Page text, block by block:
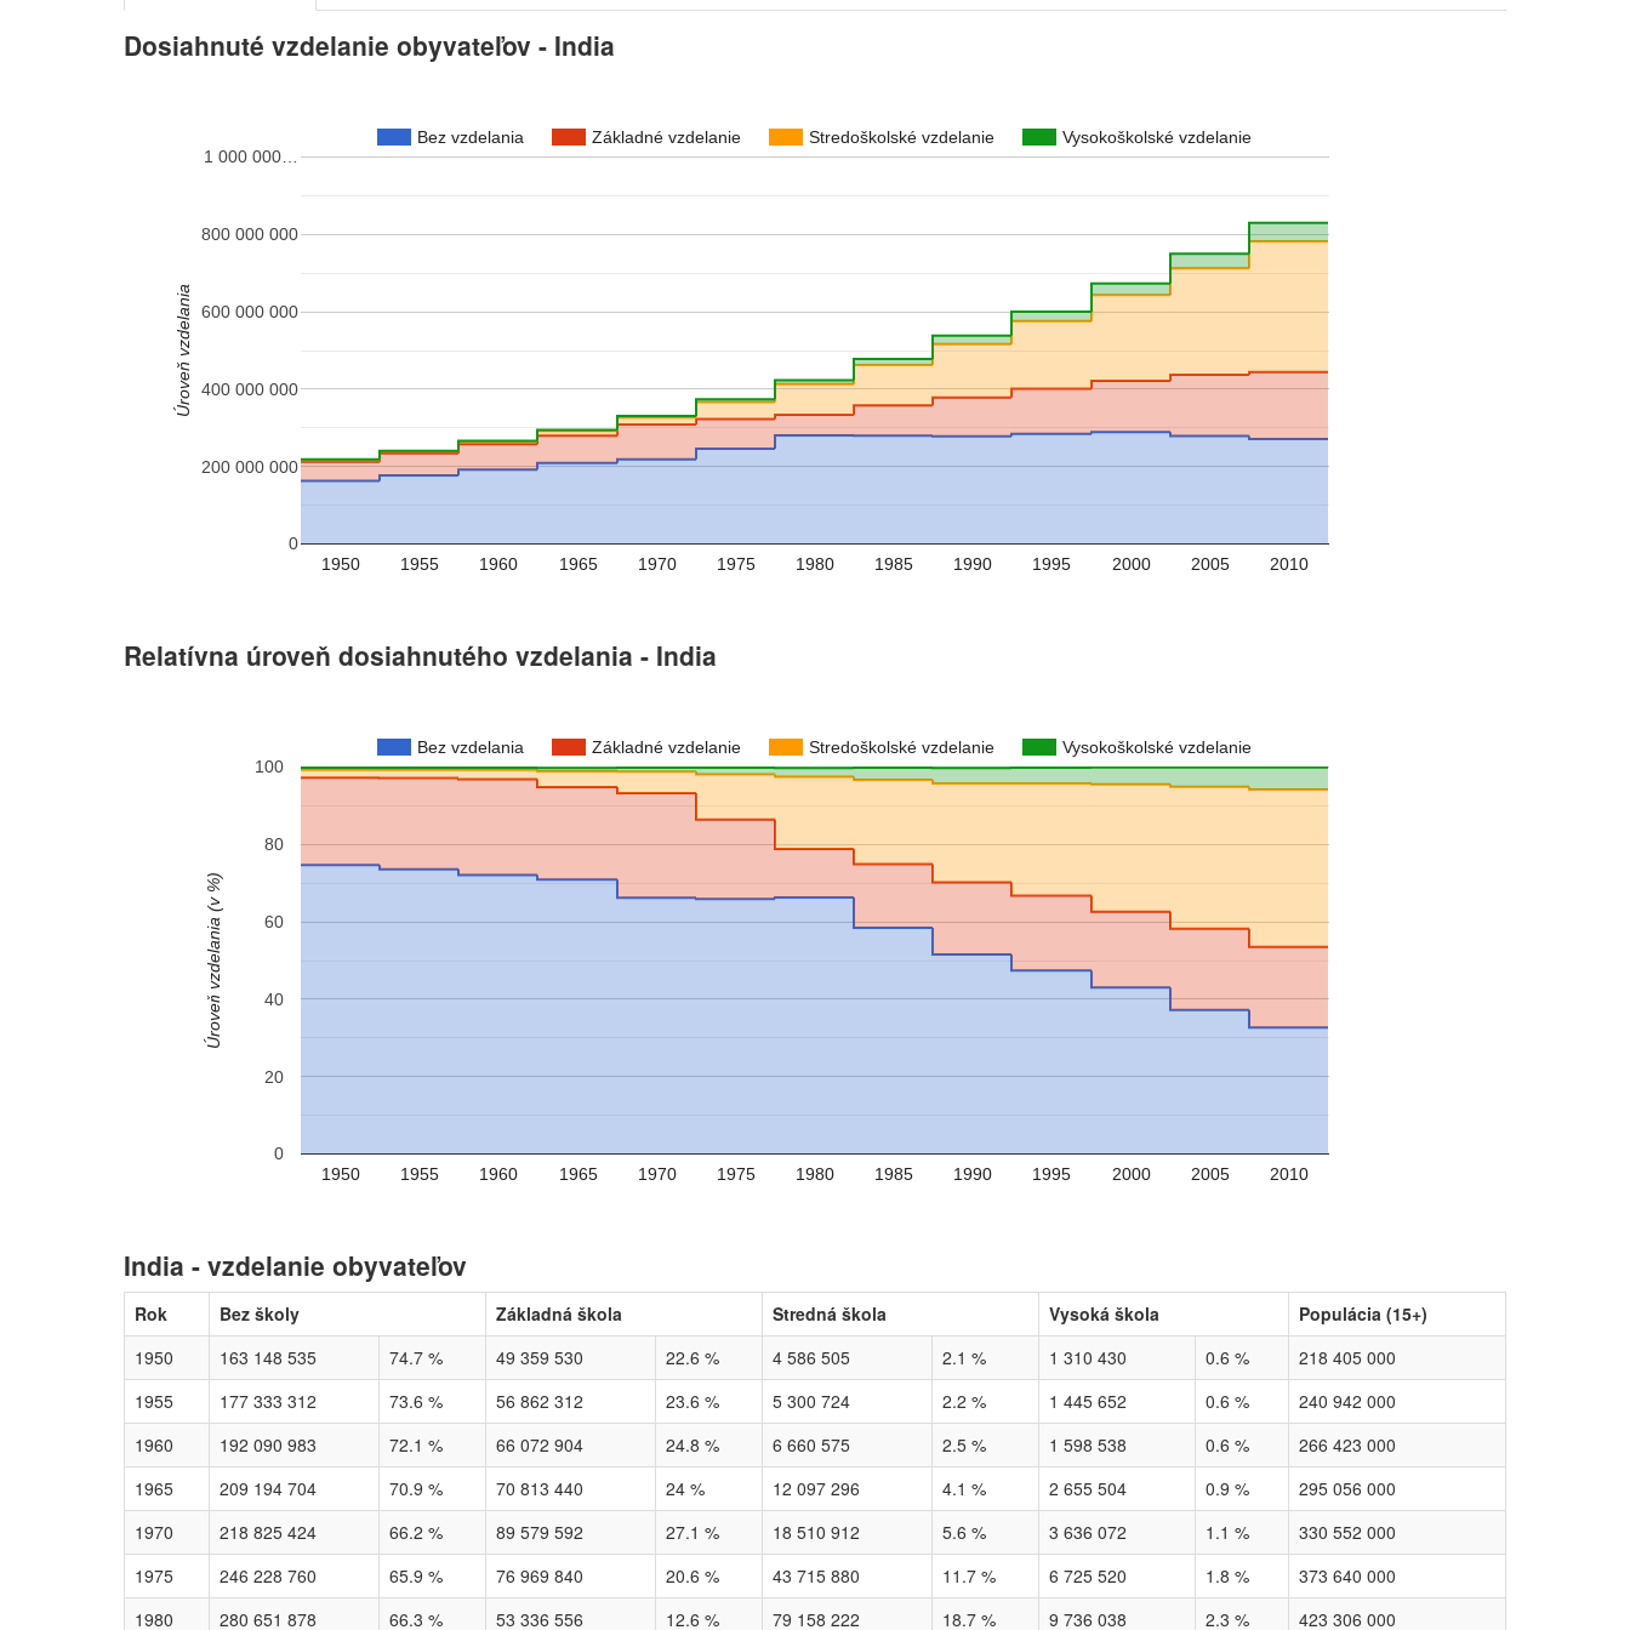
Dosiahnuté vzdelanie obyvateľov - India
Bez vzdelania Základné vzdelanie Stredoškolské vzdelanie Vysokoškolské vzdelanie
1950 1955 1960 1965 1970 1975 1980 1985 1990 1995 2000 2005 2010
0
200 000 000
400 000 000
600 000 000
800 000 000
1 000 000…
Úroveň vzdelania
Relatívna úroveň dosiahnutého vzdelania - India
Bez vzdelania Základné vzdelanie Stredoškolské vzdelanie Vysokoškolské vzdelanie
1950 1955 1960 1965 1970 1975 1980 1985 1990 1995 2000 2005 2010
0
20
40
60
80
100
Úroveň vzdelania (v %)
India - vzdelanie obyvateľov
Rok Bez školy Základná škola Stredná škola Vysoká škola
Populácia (15+)
1950
163 148 535 74.7 % 49 359 530 22.6 % 4 586 505 2.1 % 1 310 430 0.6 %
218 405 000
1955
177 333 312 73.6 % 56 862 312 23.6 % 5 300 724 2.2 % 1 445 652 0.6 %
240 942 000
1960
192 090 983 72.1 % 66 072 904 24.8 % 6 660 575 2.5 % 1 598 538 0.6 %
266 423 000
1965
209 194 704 70.9 % 70 813 440 24 % 12 097 296 4.1 % 2 655 504 0.9 %
295 056 000
1970
218 825 424 66.2 % 89 579 592 27.1 % 18 510 912 5.6 % 3 636 072 1.1 %
330 552 000
1975
246 228 760 65.9 % 76 969 840 20.6 % 43 715 880 11.7 % 6 725 520 1.8 %
373 640 000
1980
280 651 878 66.3 % 53 336 556 12.6 % 79 158 222 18.7 % 9 736 038 2.3 % 423 306 000